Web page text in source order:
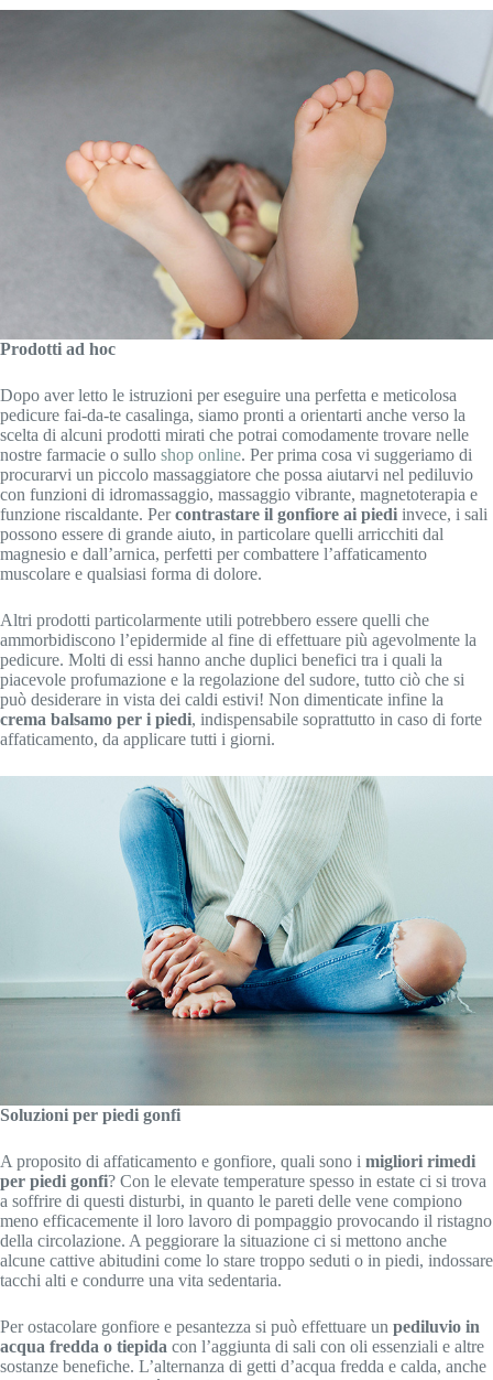
Prodotti ad hoc
Dopo aver letto le istruzioni per eseguire una perfetta e meticolosa
pedicure fai-da-te casalinga, siamo pronti a orientarti anche verso la
scelta di alcuni prodotti mirati che potrai comodamente trovare nelle
nostre farmacie o sullo shop online. Per prima cosa vi suggeriamo di
procurarvi un piccolo massaggiatore che possa aiutarvi nel pediluvio
con funzioni di idromassaggio, massaggio vibrante, magnetoterapia e
funzione riscaldante. Percontrastare il gonfiore ai piedi invece, i sali
possono essere di grande aiuto, in particolare quelli arricchiti dal
magnesio e dall’arnica, perfetti per combattere l’affaticamento
muscolare e qualsiasi forma di dolore.
Altri prodotti particolarmente utili potrebbero essere quelli che
ammorbidiscono l’epidermide al fine di effettuare più agevolmente la
pedicure. Molti di essi hanno anche duplici benefici tra i quali la
piacevole profumazione e la regolazione del sudore, tutto ciò che si
può desiderare in vista dei caldi estivi! Non dimenticate infine la
crema balsamo per i piedi, indispensabile soprattutto in caso di forte
affaticamento, da applicare tutti i giorni.
Soluzioni per piedi gonfi
A proposito di affaticamento e gonfiore, quali sono i migliori rimedi
per piedi gonfi? Con le elevate temperature spesso in estate ci si trova
a soffrire di questi disturbi, in quanto le pareti delle vene compiono
meno efficacemente il loro lavoro di pompaggio provocando il ristagno
della circolazione. A peggiorare la situazione ci si mettono anche
alcune cattive abitudini come lo stare troppo seduti o in piedi, indossare
tacchi alti e condurre una vita sedentaria.
Per ostacolare gonfiore e pesantezza si può effettuare un pediluvio in
acqua fredda o tiepida con l’aggiunta di sali con oli essenziali e altre
sostanze benefiche. L’alternanza di getti d’acqua fredda e calda, anche